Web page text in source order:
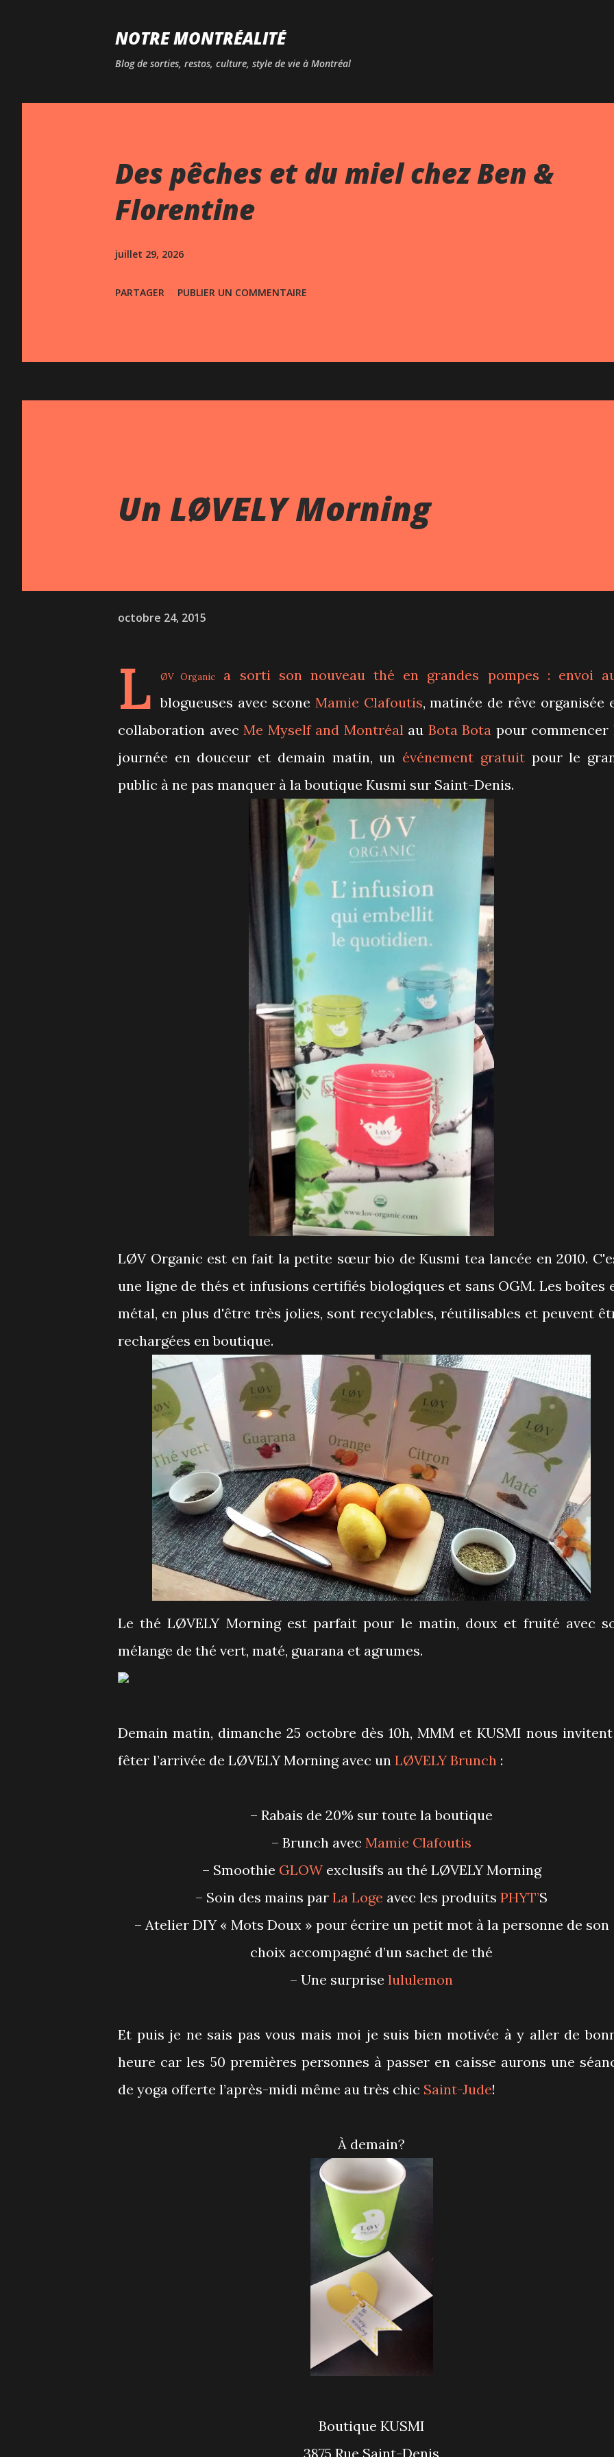
NOTRE MONTRÉALITÉ
Blog de sorties, restos, culture, style de vie à Montréal
Des pêches et du miel chez Ben &
Florentine
juillet 29, 2026
PARTAGER PUBLIER UN COMMENTAIRE
Un LØVELY Morning
octobre 24, 2015
L ØV Organic
a sorti son nouveau thé en grandes pompes : envoi
blogueuses avec scone Mamie Clafoutis, matinée de rêve organisée
collaboration avecMe Myself and Montréalau Bota Bota pour commencer
journée en douceur et demain matin, un événement gratuit pour le
public à ne pas manquer à la boutique Kusmi sur Saint-Denis.
LØV Organic est en fait la petite sœur bio de Kusmi tea lancée en 2010.
une ligne de thés et infusions certifiés biologiques et sans OGM. Les boîtes
métal, en plus d'être très jolies, sont recyclables, réutilisables et peuvent
rechargées en boutique.
Le thé LØVELY Morning est parfait pour le matin, doux et fruité avec
mélange de thé vert, maté, guarana et agrumes.
Demain matin, dimanche 25 octobre dès 10h, MMM et KUSMI nous
fêter l’arrivée de LØVELY Morning avec un LØVELY Brunch :
– Rabais de 20% sur toute la boutique
– Brunch avec Mamie Clafoutis
– Smoothie GLOWexclusifs au thé LØVELY Morning
– Soin des mains par La Loge avec les produits PHYT’S
– Atelier DIY « Mots Doux » pour écrire un petit mot à la personne de son
choix accompagné d’un sachet de thé
– Une surprise lululemon
Et puis je ne sais pas vous mais moi je suis bien motivée à y aller de
heure car les 50 premières personnes à passer en caisse aurons une
de yoga offerte l’après-midi même au très chic Saint-Jude!
À demain?
Boutique KUSMI
3875 Rue Saint-Denis